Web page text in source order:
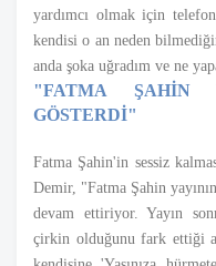
yardımcı olmak için
kendisi o an neden
anda şoka uğradım ve ne
"FATMA ŞAHİN
GÖSTERDİ"
Fatma Şahin'in sessiz
Demir, "Fatma Şahin
devam ettiriyor. Yayın
çirkin olduğunu fark ettiği